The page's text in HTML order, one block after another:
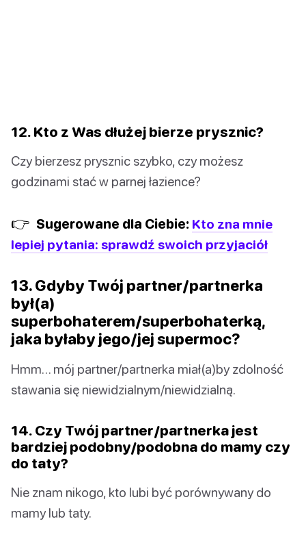
12. Kto z Was dłużej bierze prysznic?
Czy bierzesz prysznic szybko, czy możesz
godzinami stać w parnej łazience?
👉 Sugerowane dla Ciebie: Kto zna mnie
lepiej pytania: sprawdź swoich przyjaciół
13. Gdyby Twój partner/partnerka
był(a)
superbohaterem/superbohaterką,
jaka byłaby jego/jej supermoc?
Hmm… mój partner/partnerka miał(a)by zdolność
stawania się niewidzialnym/niewidzialną.
14. Czy Twój partner/partnerka jest
bardziej podobny/podobna do mamy czy
do taty?
Nie znam nikogo, kto lubi być porównywany do
mamy lub taty.